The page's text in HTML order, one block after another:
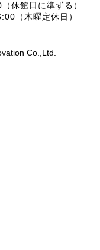
休館日に準ずる）
（木曜定休日）
Co.,Ltd.